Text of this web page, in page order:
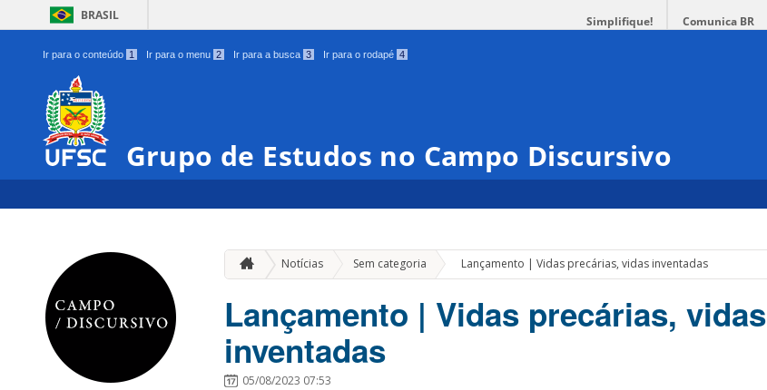
BRASIL Simplifique! Comunica BR
Ir para o conteúdo 1 Ir para o menu 2 Ir para a busca 3 Ir para o rodapé 4
Grupo de Estudos no Campo Discursivo
Notícias Sem categoria » Lançamento | Vidas precárias, vidas inventadas
Lançamento | Vidas precárias, vidas
inventadas
05/08/2023 07:53